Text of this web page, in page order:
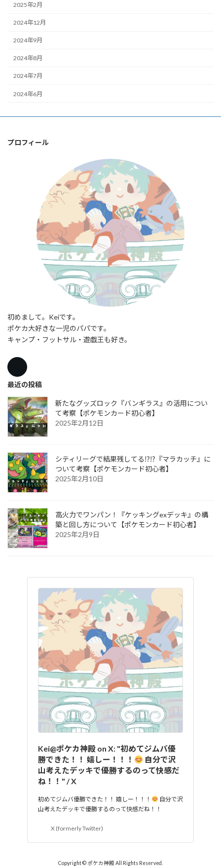
2025年2月
2024年12月
2024年9月
2024年8月
2024年7月
2024年6月
プロフィール
初めまして。Keiです。
ポケカ大好きな一児のパパです。
キャンプ・フットサル・遊戯王も好き。
最近の投稿
新たなグッズロック『バンギラス』の活用につい
て考察【ポケモンカード初心者】
2025年2月12日
シティリーグで結果残してる⁉︎⁉︎『マラカッチ』に
ついて考察【ポケモンカード初心者】
2025年2月10日
高火力でワンパン！『ケッキングexデッキ』の構
築と回し方について【ポケモンカード初心者】
2025年2月9日
Kei@ポケカ神殿 on X: "初めてジムバ優
勝できた！！ 嬉しー！！！
自分で沢
山考えたデッキで優勝するのって快感だ
ね！！" / X
初めてジムバ優勝できた！！ 嬉しー！！！
自分で沢
山考えたデッキで優勝するのって快感だね！！
X (formerly Twitter)
Copyright © ポケカ神殿 All Rights Reserved.